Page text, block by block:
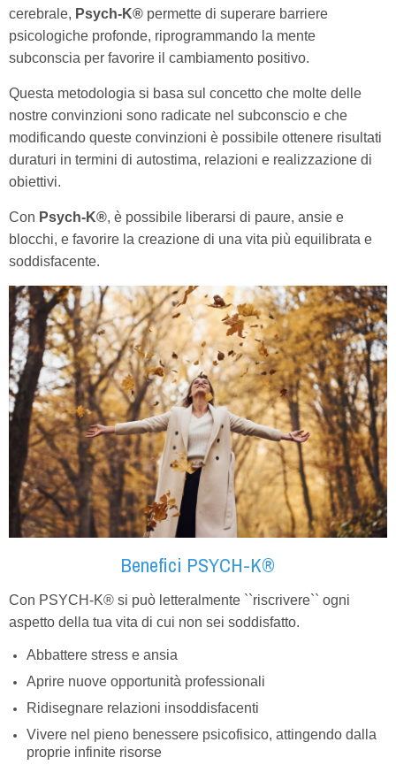
cerebrale, Psych-K® permette di superare barriere
psicologiche profonde, riprogrammando la mente
subconscia per favorire il cambiamento positivo.
Questa metodologia si basa sul concetto che molte delle
nostre convinzioni sono radicate nel subconscio e che
modificando queste convinzioni è possibile ottenere risultati
duraturi in termini di autostima, relazioni e realizzazione di
obiettivi.
Con Psych-K®, è possibile liberarsi di paure, ansie e
blocchi, e favorire la creazione di una vita più equilibrata e
soddisfacente.
Benefici PSYCH-K®
Con PSYCH-K® si può letteralmente ``riscrivere`` ogni
aspetto della tua vita di cui non sei soddisfatto.
Abbattere stress e ansia
Aprire nuove opportunità professionali
Ridisegnare relazioni insoddisfacenti
Vivere nel pieno benessere psicofisico, attingendo dalla
proprie infinite risorse